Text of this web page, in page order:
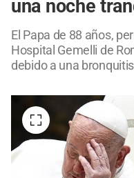
una noche
El Papa de 88 años,
Hospital Gemelli de
debido a una